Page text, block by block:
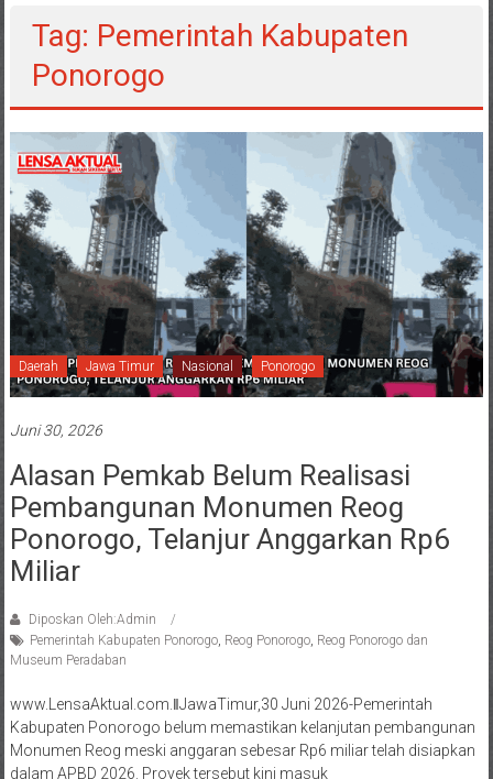
Tag: Pemerintah Kabupaten
Ponorogo
Daerah Jawa Timur Nasional Ponorogo
Juni 30, 2026
Alasan Pemkab Belum Realisasi
Pembangunan Monumen Reog
Ponorogo, Telanjur Anggarkan Rp6
Miliar
Diposkan Oleh:Admin
Pemerintah Kabupaten Ponorogo, Reog Ponorogo, Reog Ponorogo dan
Museum Peradaban
www.LensaAktual.com.ǁJawaTimur,30 Juni 2026-Pemerintah
Kabupaten Ponorogo belum memastikan kelanjutan pembangunan
Monumen Reog meski anggaran sebesar Rp6 miliar telah disiapkan
dalam APBD 2026. Proyek tersebut kini masuk